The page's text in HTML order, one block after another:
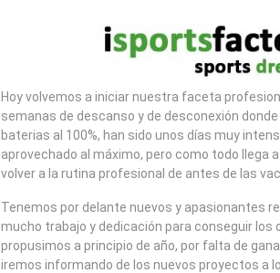
Hoy volvemos a iniciar nuestra faceta
semanas de descanso y de desconexión
baterias al 100%, han sido unos días muy
aprovechado al máximo, pero como todo llega
volver a la rutina profesional de antes de las
Tenemos por delante nuevos y apasionantes
mucho trabajo y dedicación para conseguir los
propusimos a principio de año, por falta de
iremos informando de los nuevos proyectos a